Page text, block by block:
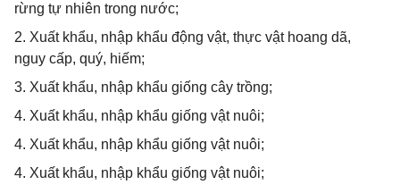
rừng tự nhiên trong nước;
2. Xuất khẩu, nhập khẩu động vật, thực vật hoang dã,
nguy cấp, quý, hiếm;
3. Xuất khẩu, nhập khẩu giống cây trồng;
4. Xuất khẩu, nhập khẩu giống vật nuôi;
4. Xuất khẩu, nhập khẩu giống vật nuôi;
4. Xuất khẩu, nhập khẩu giống vật nuôi;